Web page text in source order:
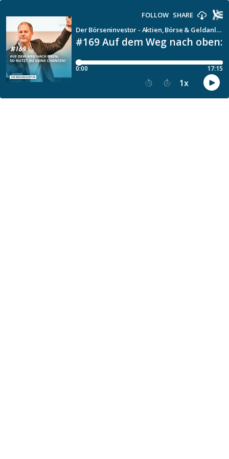
#169 Auf dem Weg nach oben:
Der Börseninvestor - Aktien, Börse & Geldanlage mit Ulrich Müller
FOLLOW SHARE
0:00 17:15
15 30 1x